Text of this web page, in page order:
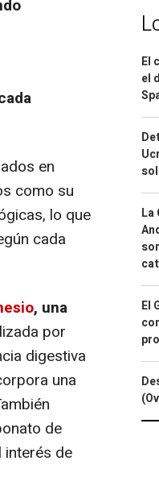
en
como su
lo que
cada
, una
por
digestiva
una
de
interés de
El
el
La
El